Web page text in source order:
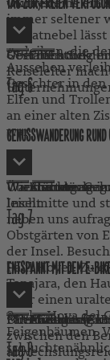
immer seltener
Passatnebel
gedeihen, die
Aussehen
Gesichter in
Elfen und
an einer alten
war.
TAG ZUR FREIEN
Gestalten Sie
Reiseleiter
Übernachtung
Frühstück
Tag6
GENUSSWANDERUNG
Wir starten am
Inselmitte und
neben uns
Obstgärten von
der Insel.
Paul Hoyer. Zu
Tanajara, den
über einen
Senke Hoya del
Feigenbäumen.
Wanderung:
leicht
Übernachtung
Frühstück
Abendessen
Tag7
ENTSPANNT MIT DEM E-
Mit einem
zwischen den
Fahrradtour (E-
Übernachtung
Frühstück
Mittagessen
Abendessen
Tag8